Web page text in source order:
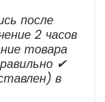
после
2 часов
товара
✔
в